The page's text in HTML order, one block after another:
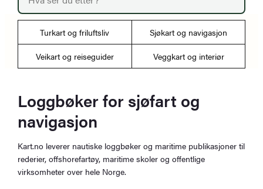
o
d
c
s
e
a
r
c
h
Turkart og friluftsliv Sjøkart og navigasjon
Veikart og reiseguider Veggkart og interiør
Loggbøker for sjøfart og
navigasjon
Kart.no leverer nautiske loggbøker og maritime publikasjoner til
rederier, offshorefartøy, maritime skoler og offentlige
virksomheter over hele Norge.